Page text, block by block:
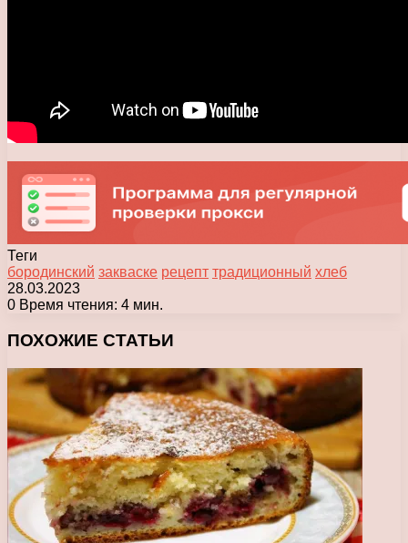
Теги
бородинский закваске рецепт традиционный хлеб
28.03.2023
0 Время чтения: 4 мин.
ПОХОЖИЕ СТАТЬИ